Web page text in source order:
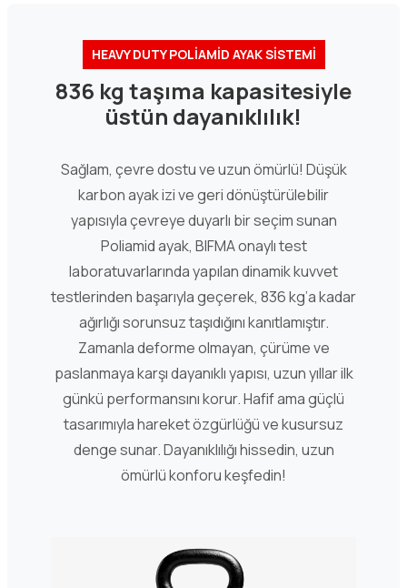
HEAVY DUTY POLİAMİD AYAK SİSTEMİ
836 kg taşıma kapasitesiyle
üstün dayanıklılık!
Sağlam, çevre dostu ve uzun ömürlü! Düşük
karbon ayak izi ve geri dönüştürülebilir
yapısıyla çevreye duyarlı bir seçim sunan
Poliamid ayak, BIFMA onaylı test
laboratuvarlarında yapılan dinamik kuvvet
testlerinden başarıyla geçerek, 836 kg’a kadar
ağırlığı sorunsuz taşıdığını kanıtlamıştır.
Zamanla deforme olmayan, çürüme ve
paslanmaya karşı dayanıklı yapısı, uzun yıllar ilk
günkü performansını korur. Hafif ama güçlü
tasarımıyla hareket özgürlüğü ve kusursuz
denge sunar. Dayanıklılığı hissedin, uzun
ömürlü konforu keşfedin!